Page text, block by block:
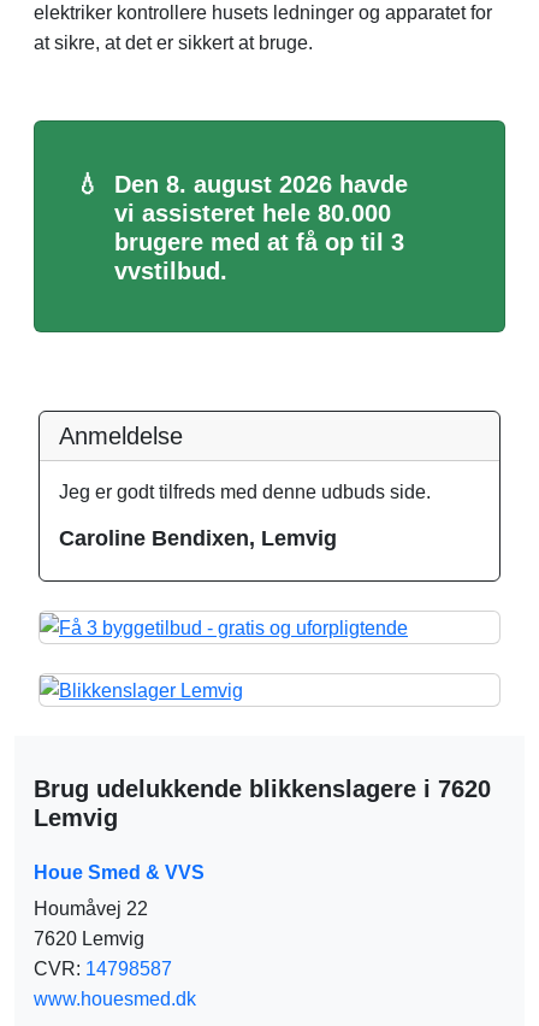
elektriker kontrollere husets ledninger og apparatet for
at sikre, at det er sikkert at bruge.
💧 Den 8. august 2026 havde
vi assisteret hele 80.000
brugere med at få op til 3
vvstilbud.
Anmeldelse
Jeg er godt tilfreds med denne udbuds side.
Caroline Bendixen, Lemvig
Brug udelukkende blikkenslagere i 7620
Lemvig
Houe Smed & VVS
Houmåvej 22
7620 Lemvig
CVR: 14798587
www.houesmed.dk